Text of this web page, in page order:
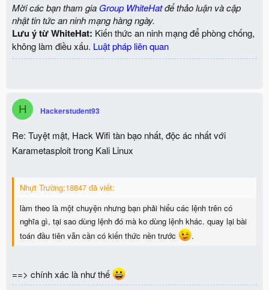
Mời các bạn tham gia Group WhiteHatđể thảo luận và cập
nhật tin tức an ninh mạng hàng ngày.
Lưu ý từ WhiteHat: Kiến thức an ninh mạng để phòng chống,
không làm điều xấu. Luật pháp liên quan
H Hackerstudent93
Re: Tuyệt mật, Hack Wifi tàn bạo nhất, độc ác nhất với
Karametasploit trong Kali Linux
Nhựt Trường;18847 đã viết:
làm theo là một chuyện nhưng bạn phải hiểu các lệnh trên có
nghĩa gì, tại sao dùng lệnh đó mà ko dùng lệnh khác. quay lại bài
toán đầu tiên vẫn cần có kiến thức nền trước
.
==> chính xác là như thế